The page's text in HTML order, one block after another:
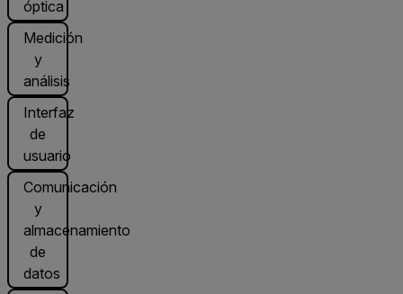
óptica
Medición
y
análisis
Interfaz
de
usuario
Comunicación
y
almacenamiento
de
datos